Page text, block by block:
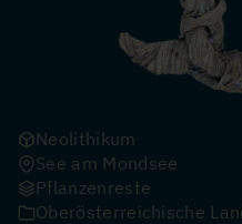
Neolithikum
See am Mondsee
Pflanzenreste
Oberösterreichische